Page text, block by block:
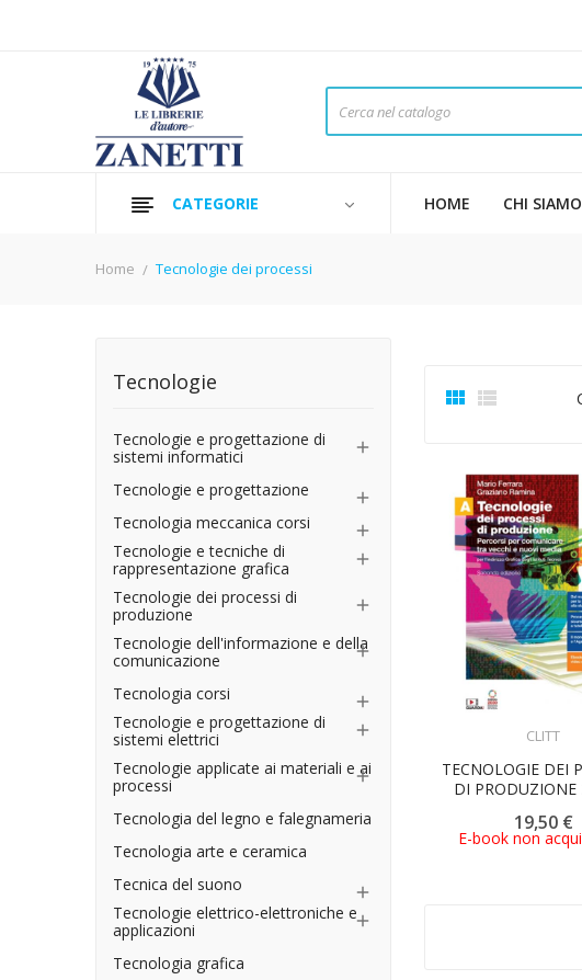
CATEGORIE HOME CHI SIAMO
Home Tecnologie dei processi
Tecnologie
Tecnologie e progettazione di
sistemi informatici

Tecnologie e progettazione 
Tecnologia meccanica corsi 
Tecnologie e tecniche di
rappresentazione grafica

Tecnologie dei processi di
produzione

Tecnologie dell'informazione e della
comunicazione

Tecnologia corsi 
Tecnologie e progettazione di
sistemi elettrici

Tecnologie applicate ai materiali e ai
processi

Tecnologia del legno e falegnameria
Tecnologia arte e ceramica
Tecnica del suono

Tecnologie elettrico-elettroniche e
applicazioni

Tecnologia grafica
 
CLITT
TECNOLOGIE DEI
DI PRODUZIONE
19,50 €
E-book non